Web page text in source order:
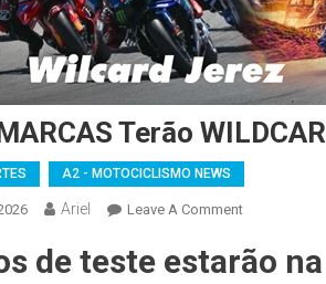
Terão
A2 - MOTOCICLISMO NEWS
Ariel Leave A CommentOn
MARCAS
de teste estarão